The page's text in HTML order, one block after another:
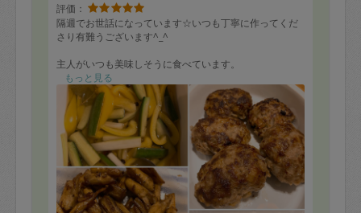
評価：
隔週でお世話になっています☆いつも丁寧に作ってくだ
さり有難うございます^_^
主人がいつも美味しそうに食べています。
前回は
ハンバーグ
チリコンカン
ポークチョップ
いわしの生姜煮
ピクルス
もっと見る